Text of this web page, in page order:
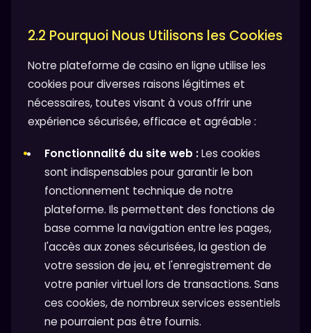
2.2 Pourquoi Nous Utilisons les Cookies
Notre plateforme de casino en ligne utilise les
cookies pour diverses raisons légitimes et
nécessaires, toutes visant à vous offrir une
expérience sécurisée, efficace et agréable :
Fonctionnalité du site web :Les cookies
sont indispensables pour garantir le bon
fonctionnement technique de notre
plateforme. Ils permettent des fonctions de
base comme la navigation entre les pages,
l'accès aux zones sécurisées, la gestion de
votre session de jeu, et l'enregistrement de
votre panier virtuel lors de transactions. Sans
ces cookies, de nombreux services essentiels
ne pourraient pas être fournis.